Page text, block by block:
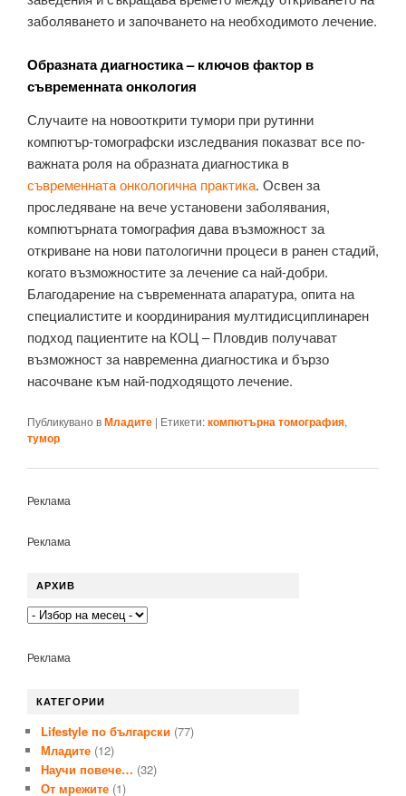
заболяването и започването на необходимото лечение.
Образната диагностика – ключов фактор в
съвременната онкология
Случаите на новооткрити тумори при рутинни
компютър-томографски изследвания показват все по-
важната роля на образната диагностика в
съвременната онкологична практика. Освен за
проследяване на вече установени заболявания,
компютърната томография дава възможност за
откриване на нови патологични процеси в ранен стадий,
когато възможностите за лечение са най-добри.
Благодарение на съвременната апаратура, опита на
специалистите и координирания мултидисциплинарен
подход пациентите на КОЦ – Пловдив получават
възможност за навременна диагностика и бързо
насочване към най-подходящото лечение.
Публикувано вМладите | Етикети:компютърна томография,
тумор
Реклама
Реклама
АРХИВ
Реклама
КАТЕГОРИИ
Lifestyle по български (77)
Младите (12)
Научи повече… (32)
От мрежите (1)